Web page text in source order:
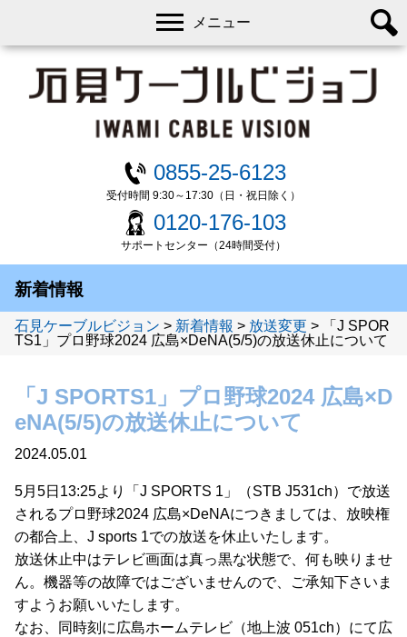
0855-25-6123
受付時間 9:30～17:30（日・祝日除く）
0120-176-103
サポートセンター（24時間受付）
メニュー
新着情報
石見ケーブルビジョン > 新着情報 > 放送変更 >
「J SPOR
TS1」プロ野球2024 広島×DeNA(5/5)の放送休止について
「J SPORTS1」プロ野球2024 広島×D
eNA(5/5)の放送休止について
2024.05.01
5月5日13:25より「J SPORTS 1」（STB J531ch）で放送
されるプロ野球2024 広島×DeNAにつきましては、放映権
の都合上、J sports 1での放送を休止いたします。
放送休止中はテレビ画面は真っ黒な状態で、何も映りませ
ん。機器等の故障ではございませんので、ご承知下さいま
すようお願いいたします。
なお、同時刻に広島ホームテレビ（地上波 051ch）にて広